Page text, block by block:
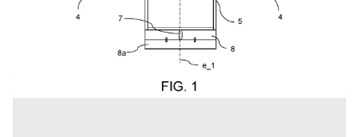
Inserito il: 17/06/2026
120.000 €